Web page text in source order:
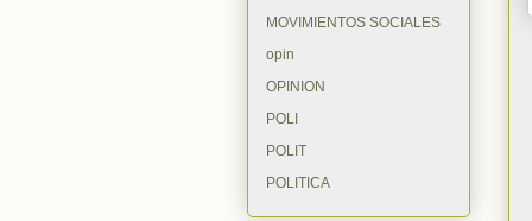
MOVIMIENTOS SOCIALES
opin
OPINION
POLI
POLIT
POLITICA